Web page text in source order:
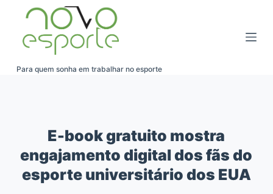
Para quem sonha em trabalhar no esporte
E-book gratuito mostra
engajamento digital dos fãs do
esporte universitário dos EUA